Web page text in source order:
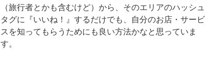
（旅行者とかも含むけど）から、そのエリアのハッシュ
タグに『いいね！』するだけでも、自分のお店・サービ
スを知ってもらうためにも良い方法かなと思っていま
す。